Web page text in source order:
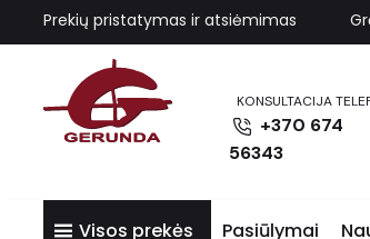
Prekių pristatymas ir atsiėmimas
KONSULTACIJA
+370 674
56343
Visos prekės Pasiūlymai